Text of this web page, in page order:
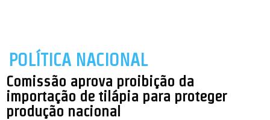
POLÍTICA NACIONAL
Comissão aprova proibição da
importação de tilápia para proteger
produção nacional